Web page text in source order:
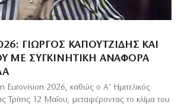
ΓΙΏΡΓΟΣ ΚΑΠΟΥΤΖΊΔΗΣ ΚΑΙ
ΜΕ ΣΥΓΚΙΝΗΤΙΚΉ ΑΝΑΦΟΡΆ
Eurovision 2026, καθώς ο Α’ Ημιτελικός
Τρίτης 12 Μαΐου, μεταφέροντας το κλίμα του